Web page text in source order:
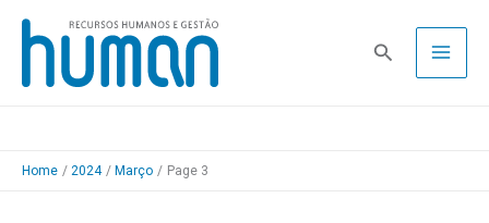
Skip
content
Pesquisa
Home 2024 Março Page 3